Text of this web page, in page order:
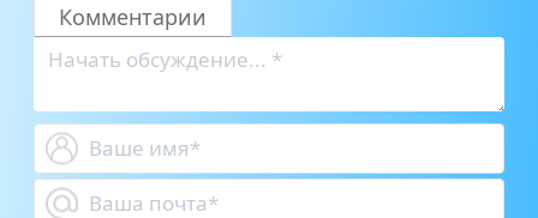
Комментарии